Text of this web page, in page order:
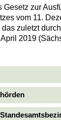
Gesetz zur
vom 11.
zuletzt
2019